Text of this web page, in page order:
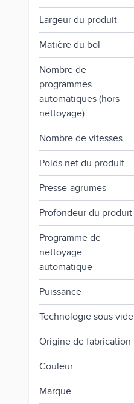
Largeur du produit
Matière du bol
Nombre de
programmes
automatiques (hors
nettoyage)
Nombre de vitesses
Poids net du produit
Presse-agrumes
Profondeur du produit
Programme de
nettoyage
automatique
Puissance
Technologie sous vide
Origine de fabrication
Couleur
Marque